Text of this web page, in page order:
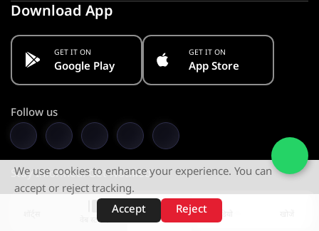
वेब स्टोरीज़
Download App
GET IT ON
Google Play
GET IT ON
App Store
Follow us
Stay Informed. Get Notified
We use cookies to enhance your experience. You can
accept or reject tracking.
Accept
Reject